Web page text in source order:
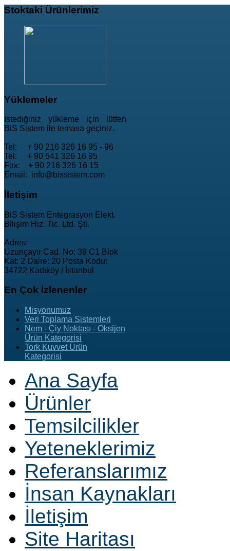
Stoktaki Ürünlerimiz
Yüklemeler
İstediğiniz yükleme için lütfen
BiS Sistem ile temasa geçiniz.
Tel: + 90 216 326 16 95 - 96
Tel: + 90 541 326 16 95
Fax: + 90 216 326 16 15
Email: info@bissistem.com
İletişim
BiS Sistem Entegrasyon Elekt.
Bilişim Hiz. Tic. Ltd. Şti.
Adres:
Uzunçayır Cad. No: 39 C1 Blok
Kat: 2 Daire: 20 Posta Kodu:
34722 Kadıköy / İstanbul
En Çok İzlenenler
Misyonumuz
Veri Toplama Sistemleri
Nem - Çiy Noktası - Oksijen
Ürün Kategorisi
Tork Kuvvet Ürün
Kategorisi
Ana Sayfa
Ürünler
Temsilcilikler
Yeteneklerimiz
Referanslarımız
İnsan Kaynakları
İletişim
Site Haritası